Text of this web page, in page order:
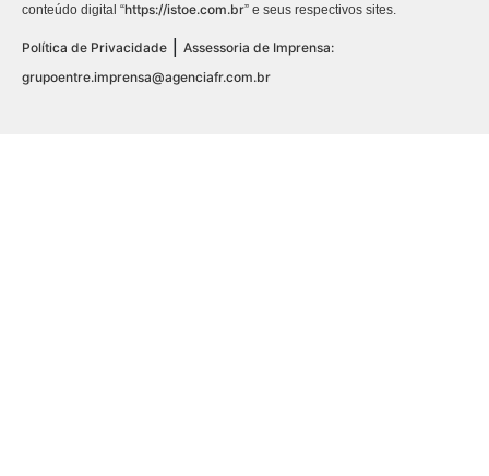
conteúdo digital “https://istoe.com.br” e seus respectivos sites.
Política de Privacidade
Assessoria de Imprensa:
grupoentre.imprensa@agenciafr.com.br